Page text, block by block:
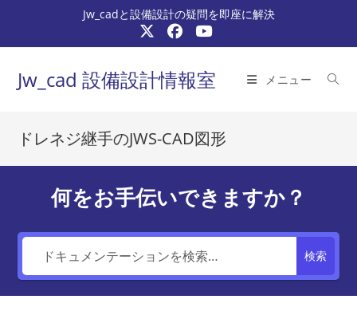
テ
ッ
Jw_cadと設備設計の疑問を即座に解決
Jw_cad 設備設計情報室 メニュー
ドレネジ継手のJWS-CAD図形
何をお手伝いできますか？
検索